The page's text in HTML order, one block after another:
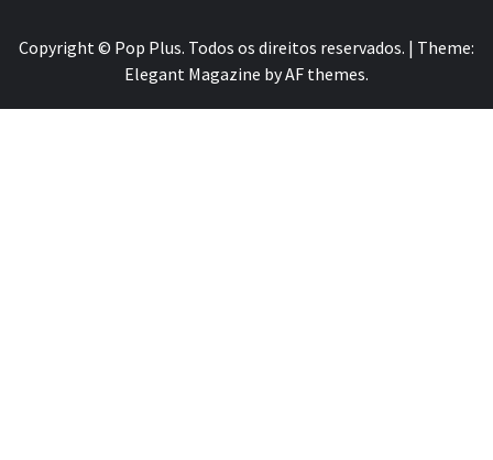
Copyright © Pop Plus. Todos os direitos reservados. | Theme:
Elegant Magazine byAF themes.